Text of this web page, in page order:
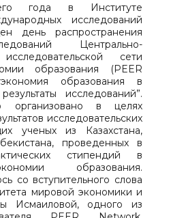
года в Институте
исследований
день распространения
Центрально-
сети
образования (PEER
образования в
исследований”.
организовано в целях
исследовательских
ученых из Казахстана,
проведенных в
стипендий в
образования.
со вступительного слова
мировой экономики и
Исмаиловой, одного из